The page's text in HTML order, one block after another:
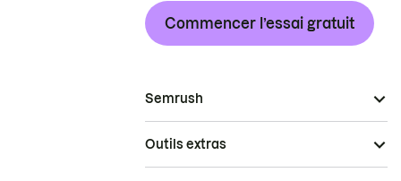
Commencer l’essai gratuit
Semrush
Outils extras